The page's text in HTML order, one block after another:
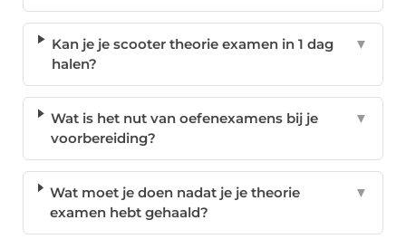
Kan je je scooter theorie examen in 1 dag
halen?
▼
Wat is het nut van oefenexamens bij je
voorbereiding?
▼
Wat moet je doen nadat je je theorie
examen hebt gehaald?
▼